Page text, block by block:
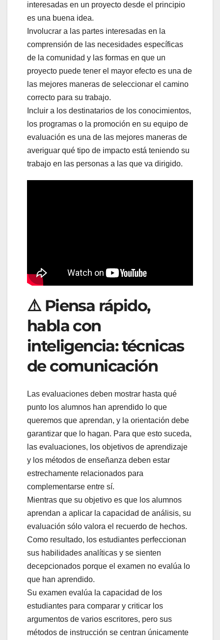
interesadas en un proyecto desde el principio
es una buena idea.
Involucrar a las partes interesadas en la
comprensión de las necesidades específicas
de la comunidad y las formas en que un
proyecto puede tener el mayor efecto es una de
las mejores maneras de seleccionar el camino
correcto para su trabajo.
Incluir a los destinatarios de los conocimientos,
los programas o la promoción en su equipo de
evaluación es una de las mejores maneras de
averiguar qué tipo de impacto está teniendo su
trabajo en las personas a las que va dirigido.
⚠️ Piensa rápido,
habla con
inteligencia: técnicas
de comunicación
Las evaluaciones deben mostrar hasta qué
punto los alumnos han aprendido lo que
queremos que aprendan, y la orientación debe
garantizar que lo hagan. Para que esto suceda,
las evaluaciones, los objetivos de aprendizaje
y los métodos de enseñanza deben estar
estrechamente relacionados para
complementarse entre sí.
Mientras que su objetivo es que los alumnos
aprendan a aplicar la capacidad de análisis, su
evaluación sólo valora el recuerdo de hechos.
Como resultado, los estudiantes perfeccionan
sus habilidades analíticas y se sienten
decepcionados porque el examen no evalúa lo
que han aprendido.
Su examen evalúa la capacidad de los
estudiantes para comparar y criticar los
argumentos de varios escritores, pero sus
métodos de instrucción se centran únicamente